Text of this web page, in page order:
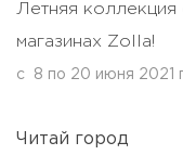
Летняя
магазинах Zollа!
с 8 по 20 июня 2021
Читай город